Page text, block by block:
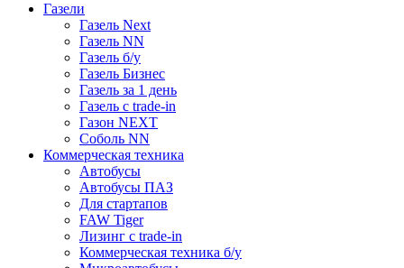
Газели
Газель Next
Газель NN
Газель б/у
Газель Бизнес
Газель за 1 день
Газель с trade-in
Газон NEXT
Соболь NN
Коммерческая техника
Автобусы
Автобусы ПАЗ
Для стартапов
FAW Tiger
Лизинг с trade-in
Коммерческая техника б/у